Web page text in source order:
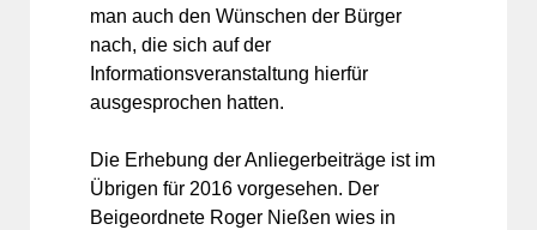
man auch den Wünschen der Bürger
nach, die sich auf der
Informationsveranstaltung hierfür
ausgesprochen hatten.
Die Erhebung der Anliegerbeiträge ist im
Übrigen für 2016 vorgesehen. Der
Beigeordnete Roger Nießen wies in